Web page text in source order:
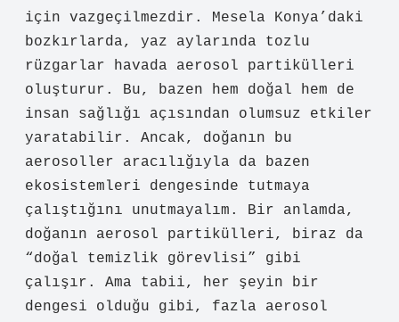
için vazgeçilmezdir. Mesela Konya’daki
bozkırlarda, yaz aylarında tozlu
rüzgarlar havada aerosol partikülleri
oluşturur. Bu, bazen hem doğal hem de
insan sağlığı açısından olumsuz etkiler
yaratabilir. Ancak, doğanın bu
aerosoller aracılığıyla da bazen
ekosistemleri dengesinde tutmaya
çalıştığını unutmayalım. Bir anlamda,
doğanın aerosol partikülleri, biraz da
“doğal temizlik görevlisi” gibi
çalışır. Ama tabii, her şeyin bir
dengesi olduğu gibi, fazla aerosol